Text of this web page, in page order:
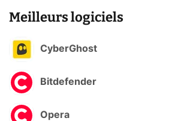
Meilleurs logiciels
CyberGhost
Bitdefender
Opera